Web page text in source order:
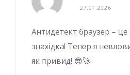
27.01.2026
Антидетект браузер – це
знахідка! Тепер я
як привид! 😎🚀